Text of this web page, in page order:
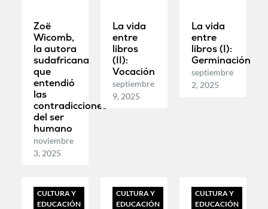
Zoë
Wicomb,
la autora
sudafricana
que
entendió
las
contradicciones
del ser
humano
noviembre
3, 2025
La vida
entre
libros
(II):
Vocación
septiembre
9, 2025
La vida
entre
libros (I):
Germinación
septiembre
2, 2025
CULTURA Y
EDUCACIÓN
CULTURA Y
EDUCACIÓN
CULTURA Y
EDUCACIÓN